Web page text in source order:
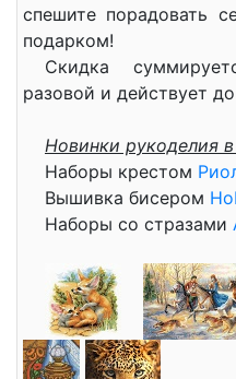
спешите порадовать
подарком!
Скидка
разовой и действует
Новинки рукоделия
Наборы крестом
Вышивка бисером
Наборы со стразами